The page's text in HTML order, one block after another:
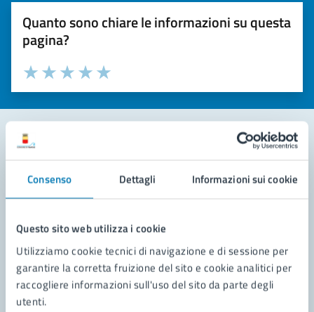
Consenso Dettagli Informazioni sui cookie
Questo sito web utilizza i cookie
Utilizziamo cookie tecnici di navigazione e di sessione per
garantire la corretta fruizione del sito e cookie analitici per
raccogliere informazioni sull'uso del sito da parte degli
utenti.
Quanto sono chiare le informazioni su questa
pagina?
Valuta la chiarezza delle informazioni (da 1 a 5 stelle)
Seleziona il numero di stelle per valutare la chiarezza delle
Valuta 5 stelle su 5
Valuta 4 stelle su 5
Valuta 3 stelle su 5
Valuta 2 stelle su 5
Valuta 1 stelle su 5
Leggi le domande frequenti
Richiedi assistenza
Prenota appuntamento
Problemi in città